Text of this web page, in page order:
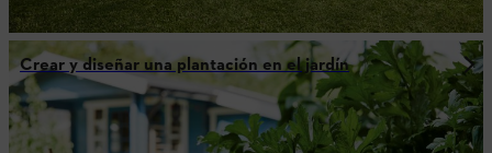
Crear y diseñar una plantación en el jardín